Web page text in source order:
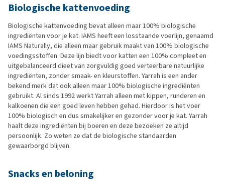
Biologische kattenvoeding
Biologische kattenvoeding bevat alleen maar 100% biologische
ingrediënten voor je kat. IAMS heeft een losstaande voerlijn, genaamd
IAMS Naturally, die alleen maar gebruik maakt van 100% biologische
voedingsstoffen. Deze lijn biedt voor katten een 100% compleet en
uitgebalanceerd dieet van zorgvuldig goed verteerbare natuurlijke
ingrediënten, zonder smaak- en kleurstoffen. Yarrah is een ander
bekend merk dat ook alleen maar 100% biologische ingrediënten
gebruikt. Al sinds 1992 werkt Yarrah alleen met kippen, runderen en
kalkoenen die een goed leven hebben gehad. Hierdoor is het voer
100% biologisch en dus smakelijker en gezonder voor je kat. Yarrah
haalt deze ingrediënten bij boeren en deze bezoeken ze altijd
persoonlijk. Zo weten ze dat de biologische standaarden
gewaarborgd blijven.
Snacks en beloning